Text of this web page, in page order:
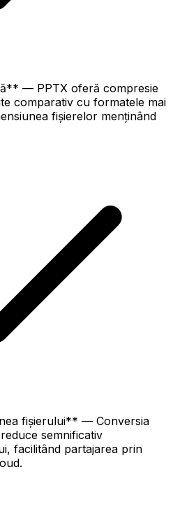
— PPTX oferă compresie
comparativ cu formatele mai
fișierelor menținând
fișierului** — Conversia
semnificativ
facilitând partajarea prin